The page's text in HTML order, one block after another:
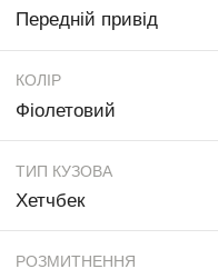
Передній привід
КОЛІР
Фіолетовий
ТИП КУЗОВА
Хетчбек
РОЗМИТНЕННЯ